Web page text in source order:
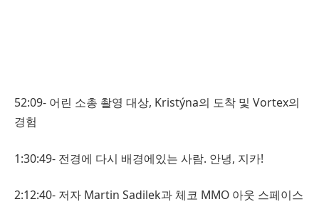
52:09- 어린 소총 촬영 대상, Kristýna의 도착 및 Vortex의
경험
1:30:49- 전경에 다시 배경에있는 사람. 안녕, 지카!
2:12:40- 저자 Martin Sadilek과 체코 MMO 아웃 스페이스